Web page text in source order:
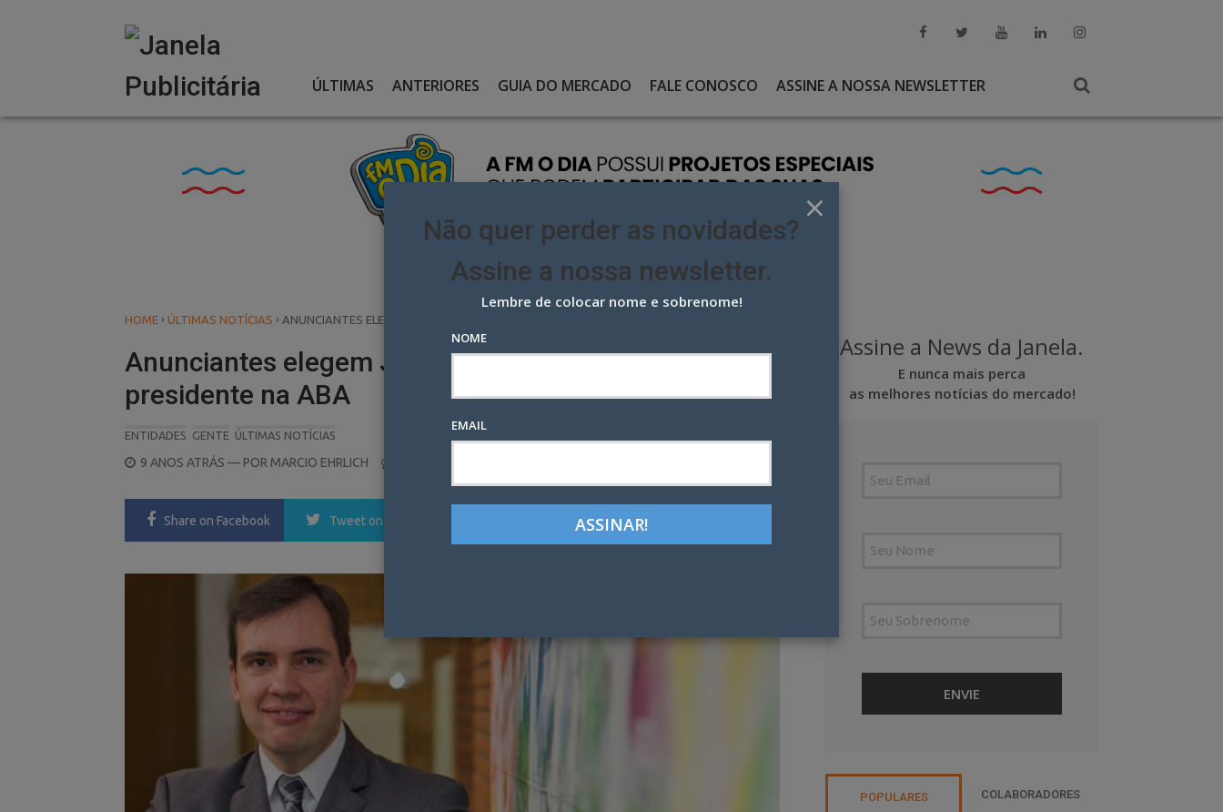
ÚLTIMAS ANTERIORES GUIA DO MERCADO FALE CONOSCO ASSINE A NOSSA NEWSLETTER
HOME › ÚLTIMAS NOTÍCIAS › ANUNCIANTES ELEGEM JOÃO BRANCO COMO NOVO PRESIDENTE NA ABA
Anunciantes elegem João Branco como novo
presidente na ABA
ENTIDADES GENTE ÚLTIMAS NOTÍCIAS
POSTED
9 ANOS ATRÁS — POR MARCIO EHRLICH
Share on Facebook Tweet on Twitter LinkedIn Pinterest
Assine a News da Janela.
E nunca mais perca
as melhores notícias do mercado!
POPULARES COLABORADORES
×
Não quer perder as novidades?
Assine a nossa newsletter.
Lembre de colocar nome e sobrenome!
NOME
EMAIL